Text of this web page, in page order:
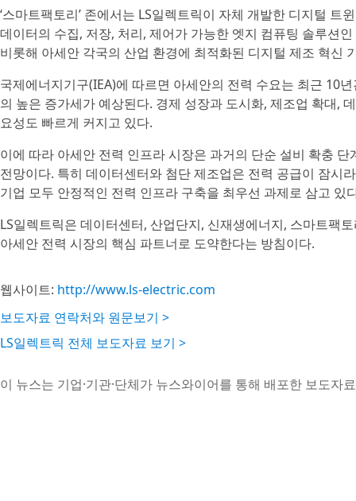
‘스마트팩토리’ 존에서는 LS일렉트릭이 자체 개발한 디지털
데이터의 수집, 저장, 처리, 제어가 가능한 엣지 컴퓨팅 솔루션
비롯해 아세안 각국의 산업 환경에 최적화된 디지털 제조 혁신
국제에너지기구(IEA)에 따르면 아세안의 전력 수요는 최근 10
의 높은 증가세가 예상된다. 경제 성장과 도시화, 제조업 확대,
요성도 빠르게 커지고 있다.
이에 따라 아세안 전력 인프라 시장은 과거의 단순 설비 확충
전망이다. 특히 데이터센터와 첨단 제조업은 전력 공급이 잠시
기업 모두 안정적인 전력 인프라 구축을 최우선 과제로 삼고 있
LS일렉트릭은 데이터센터, 산업단지, 신재생에너지, 스마트팩
아세안 전력 시장의 핵심 파트너로 도약한다는 방침이다.
웹사이트: http://www.ls-electric.com
보도자료 연락처와 원문보기 >
LS일렉트릭 전체 보도자료 보기 >
이 뉴스는 기업·기관·단체가 뉴스와이어를 통해 배포한 보도자